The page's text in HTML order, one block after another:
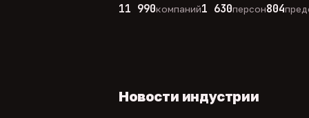
11 990компаний1 630персон804
Новости индустрии